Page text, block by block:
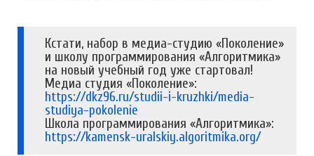
Кстати, набор в медиа-студию «Поколение»
и школу программирования «Алгоритмика»
на новый учебный год уже стартовал!
Медиа студия «Поколение»:
https://dkz96.ru/studii-i-kruzhki/media-
studiya-pokolenie
Школа программирования «Алгоритмика»:
https://kamensk-uralskiy.algoritmika.org/